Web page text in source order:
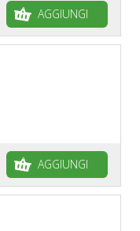
AGGIUNGI
AGGIUNGI